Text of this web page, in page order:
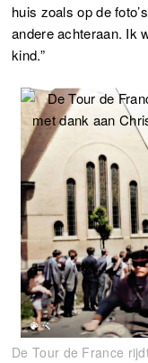
huis zoals op de
andere achteraan. Ik
kind.”
De Tour de France